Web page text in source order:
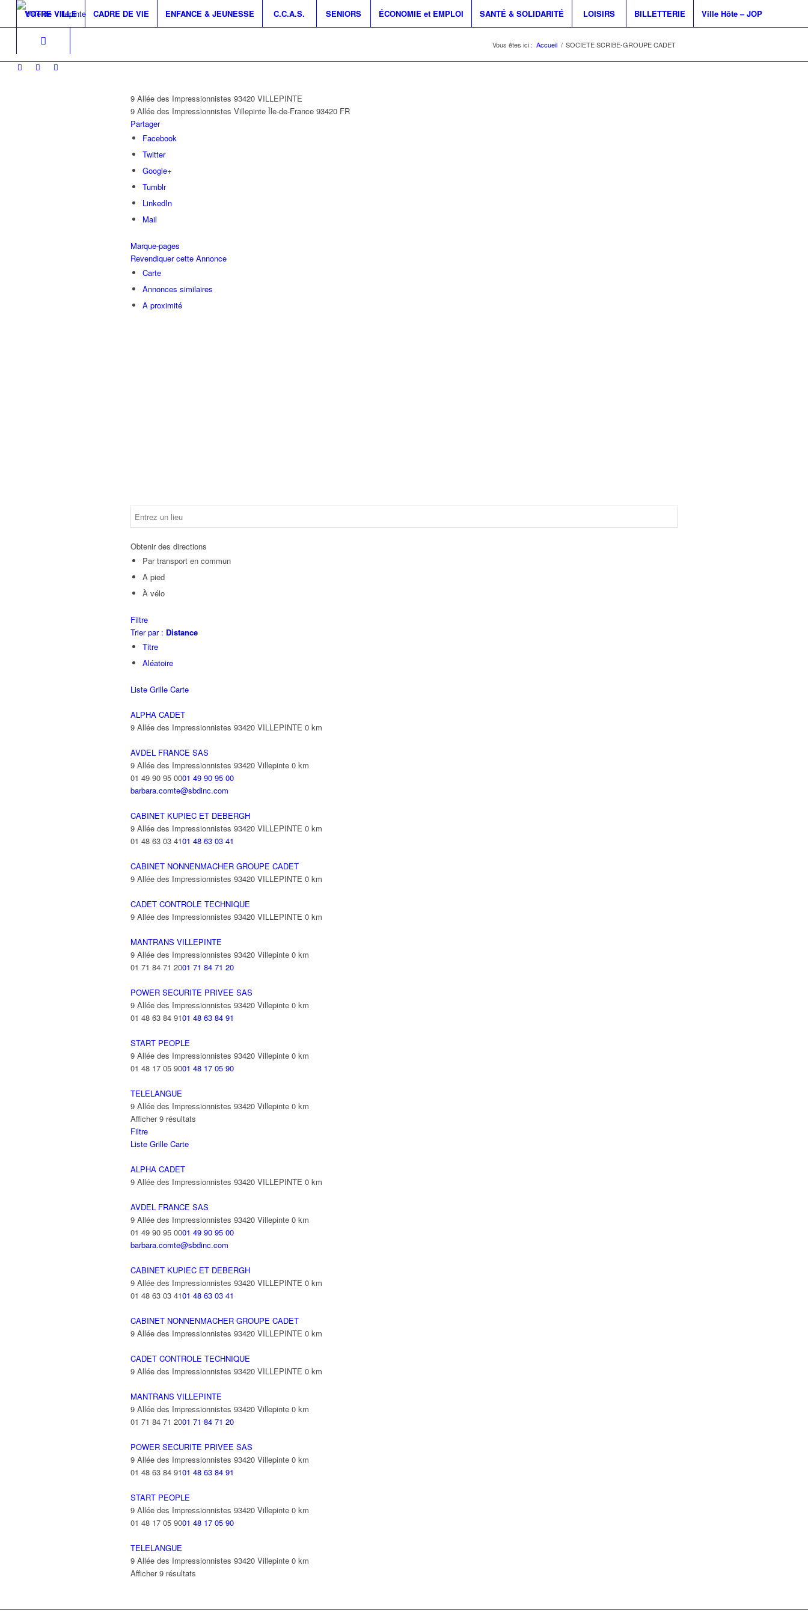
VOTRE VILLE CADRE DE VIE ENFANCE & JEUNESSE C.C.A.S. SENIORS ÉCONOMIE et EMPLOI SANTÉ & SOLIDARITÉ LOISIRS BILLETTERIE Ville Hôte – JOP
Vous êtes ici : Accueil / SOCIETE SCRIBE-GROUPE CADET
9 Allée des Impressionnistes 93420 VILLEPINTE
9 Allée des Impressionnistes Villepinte Île-de-France 93420 FR
Partager
Facebook
Twitter
Google+
Tumblr
LinkedIn
Mail
Marque-pages
Revendiquer cette Annonce
Carte
Annonces similaires
A proximité
Obtenir des directions
Par transport en commun
A pied
À vélo
Filtre
Trier par : Distance
Titre
Aléatoire
Liste Grille Carte
ALPHA CADET
9 Allée des Impressionnistes 93420 VILLEPINTE 0 km
AVDEL FRANCE SAS
9 Allée des Impressionnistes 93420 Villepinte 0 km
01 49 90 95 0001 49 90 95 00
barbara.comte@sbdinc.com
CABINET KUPIEC ET DEBERGH
9 Allée des Impressionnistes 93420 VILLEPINTE 0 km
01 48 63 03 4101 48 63 03 41
CABINET NONNENMACHER GROUPE CADET
9 Allée des Impressionnistes 93420 VILLEPINTE 0 km
CADET CONTROLE TECHNIQUE
9 Allée des Impressionnistes 93420 VILLEPINTE 0 km
MANTRANS VILLEPINTE
9 Allée des Impressionnistes 93420 Villepinte 0 km
01 71 84 71 2001 71 84 71 20
POWER SECURITE PRIVEE SAS
9 Allée des Impressionnistes 93420 Villepinte 0 km
01 48 63 84 9101 48 63 84 91
START PEOPLE
9 Allée des Impressionnistes 93420 Villepinte 0 km
01 48 17 05 9001 48 17 05 90
TELELANGUE
9 Allée des Impressionnistes 93420 Villepinte 0 km
Afficher 9 résultats
Filtre
Liste Grille Carte
ALPHA CADET
9 Allée des Impressionnistes 93420 VILLEPINTE 0 km
AVDEL FRANCE SAS
9 Allée des Impressionnistes 93420 Villepinte 0 km
01 49 90 95 0001 49 90 95 00
barbara.comte@sbdinc.com
CABINET KUPIEC ET DEBERGH
9 Allée des Impressionnistes 93420 VILLEPINTE 0 km
01 48 63 03 4101 48 63 03 41
CABINET NONNENMACHER GROUPE CADET
9 Allée des Impressionnistes 93420 VILLEPINTE 0 km
CADET CONTROLE TECHNIQUE
9 Allée des Impressionnistes 93420 VILLEPINTE 0 km
MANTRANS VILLEPINTE
9 Allée des Impressionnistes 93420 Villepinte 0 km
01 71 84 71 2001 71 84 71 20
POWER SECURITE PRIVEE SAS
9 Allée des Impressionnistes 93420 Villepinte 0 km
01 48 63 84 9101 48 63 84 91
START PEOPLE
9 Allée des Impressionnistes 93420 Villepinte 0 km
01 48 17 05 9001 48 17 05 90
TELELANGUE
9 Allée des Impressionnistes 93420 Villepinte 0 km
Afficher 9 résultats